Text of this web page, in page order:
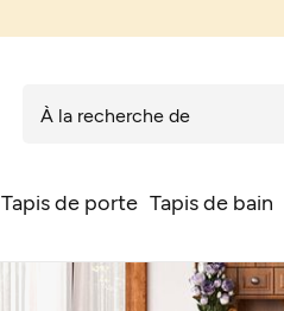
Tapis de porte Tapis de bain